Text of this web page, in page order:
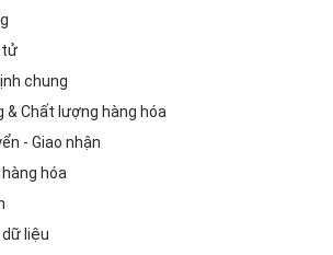
tử
chung
& Chất lượng hàng hóa
- Giao nhận
hóa
liệu